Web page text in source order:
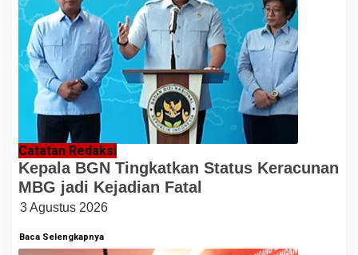
Catatan Redaksi
Kepala BGN Tingkatkan Status Keracunan
MBG jadi Kejadian Fatal
3 Agustus 2026
Baca Selengkapnya